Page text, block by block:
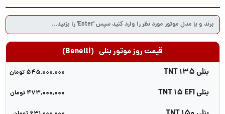
قیمت روز موتور بنلی (benelli)
بنلی TNT 135
545,000,000 تومان
بنلی TNT 15 EFI 473,000,000 تومان